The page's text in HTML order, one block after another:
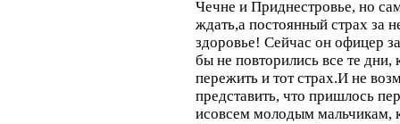
Чечне и Приднестровье, но
ждать,а постоянный страх за
здоровье! Сейчас он офицер
бы не повторились все те
пережить и тот страх.И не
представить, что пришлось
исовсем молодым мальчикам,